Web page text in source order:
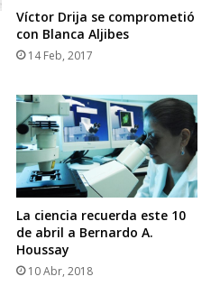
Víctor Drija se comprometió
con Blanca Aljibes
14 Feb, 2017
La ciencia recuerda este 10
de abril a Bernardo A.
Houssay
10 Abr, 2018